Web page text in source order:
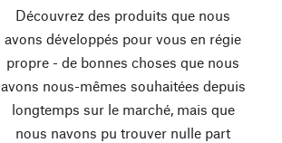
Découvrez des produits que nous
avons développés pour vous en régie
propre - de bonnes choses que nous
avons nous-mêmes souhaitées depuis
longtemps sur le marché, mais que
nous navons pu trouver nulle part